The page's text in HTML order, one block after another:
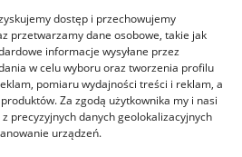
dostęp i przechowujemy
przetwarzamy dane osobowe, takie jak
informacje wysyłane przez
w celu wyboru oraz tworzenia profilu
pomiaru wydajności treści i reklam, a
Za zgodą użytkownika my i nasi
precyzyjnych danych geolokalizacyjnych
urządzeń.
wchodzącym w skład
Călimani. …